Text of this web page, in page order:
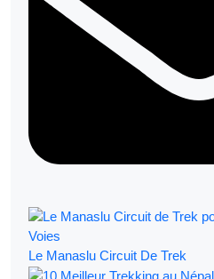
Le Manaslu Circuit De Trek